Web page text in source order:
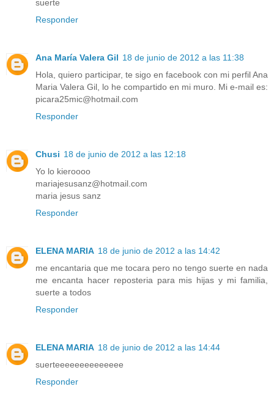
suerte
Responder
Ana María Valera Gil 18 de junio de 2012 a las 11:38
Hola, quiero participar, te sigo en facebook con mi perfil Ana
Maria Valera Gil, lo he compartido en mi muro. Mi e-mail es:
picara25mic@hotmail.com
Responder
Chusi 18 de junio de 2012 a las 12:18
Yo lo kieroooo
mariajesusanz@hotmail.com
maria jesus sanz
Responder
ELENA MARIA 18 de junio de 2012 a las 14:42
me encantaria que me tocara pero no tengo suerte en nada
me encanta hacer reposteria para mis hijas y mi familia,
suerte a todos
Responder
ELENA MARIA 18 de junio de 2012 a las 14:44
suerteeeeeeeeeeeeee
Responder